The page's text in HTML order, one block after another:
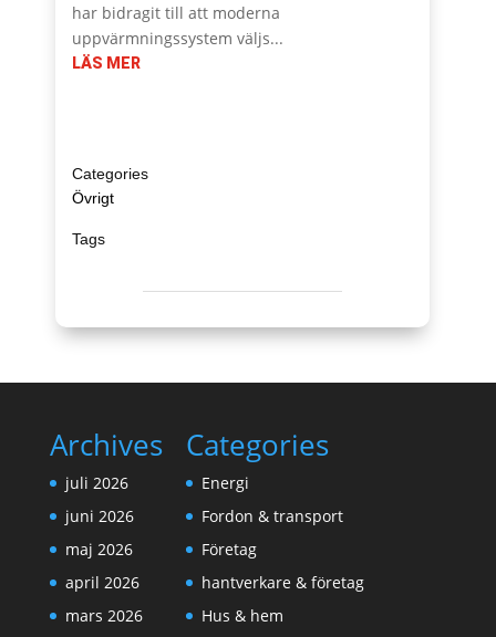
har bidragit till att moderna
uppvärmningssystem väljs...
LÄS MER
Övrigt
Archives
juli 2026
juni 2026
maj 2026
april 2026
mars 2026
Categories
Energi
Fordon & transport
Företag
hantverkare & företag
Hus & hem